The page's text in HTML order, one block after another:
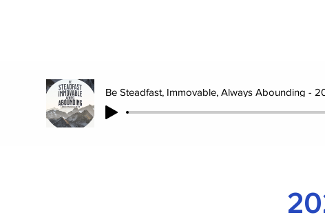
Be Steadfast, Immovable, Always Abounding -